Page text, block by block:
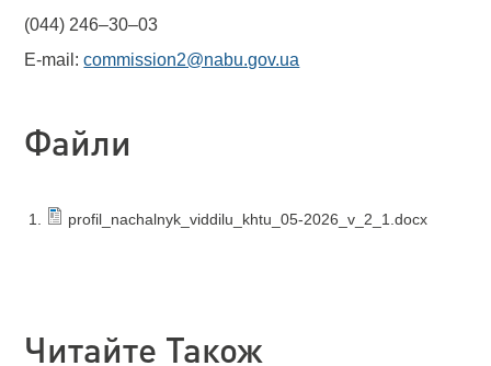
(044) 246–30–03
E-mail:commission2@nabu.gov.ua
Файли
profil_nachalnyk_viddilu_khtu_05-2026_v_2_1.docx
Читайте Також